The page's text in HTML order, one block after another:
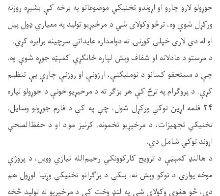
جوړولو لارو چارو او اړوندو تخنیکي موضوعاتو په برخه کې بشپړه روزنه
ورکړل شوې وه، ترڅو وکولای شي د مرخیړیو تولید په معیاري ډول پیل
او له دې لارې خپلې کورنۍ ته دوامداره عایداتي سرچینه برابره کړي.
د مرستو د عادلانه او شفاف وېش لپاره ځانګړې کمېټه جوړه شوې وه،
چې د مستحقو کسانو د نوملیکنې، ارزونې او روزنې چارې یې تنظیم
کړې. د پروګرام په ترڅ کې هر بزګر ته د مرخیړیو خونې د جوړولو لپاره
۲۴ قلمه اړین توکي ورکړل شول، چې په کې د فارم جوړولو وسایل،
تخنیکي تجهیزات، د مرخیړیو تخمونه، کرنیز مواد او د حفظ‌الصحې
اړوند توکي شامل دي.
د هالنډ کمېټې د ترویج کارکوونکي رحیم‌الله نیازي وویل، د پروژې
موخه یوازې د توکو وېش نه، بلکې د بزګرانو تخنیکي وړتیا لوړول هم
دي، څو هغوی وکولای شي په لنډ وخت کې د مرخیړیو له تولید څخه